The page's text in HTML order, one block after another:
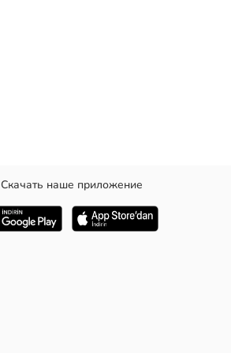
Скачать наше приложение